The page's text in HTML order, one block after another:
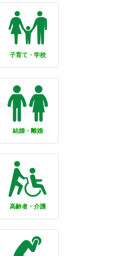
子育て・学校
結婚・離婚
高齢者・介護